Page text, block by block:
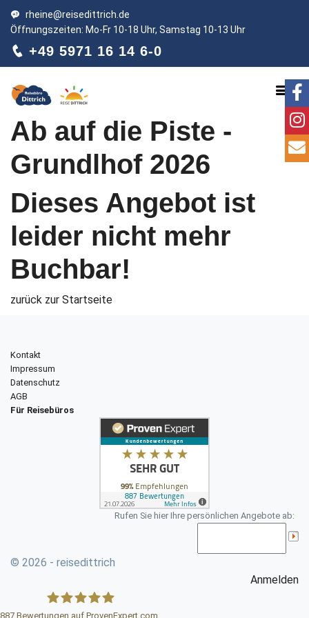
rheine@reisedittrich.de
Öffnungszeiten: Mo-Fr 10-18 Uhr, Samstag 10-13 Uhr
+49 5971 16 14 6-0
Ab auf die Piste -
Grundlhof 2026
Dieses Angebot ist
leider nicht mehr
Buchbar!
zurück zur Startseite
Kontakt
Impressum
Datenschutz
AGB
Für Reisebüros
Rufen Sie hier Ihre persönlichen Angebote ab:
© 2026 - reisedittrich
Anmelden
887 Bewertungen auf ProvenExpert.com